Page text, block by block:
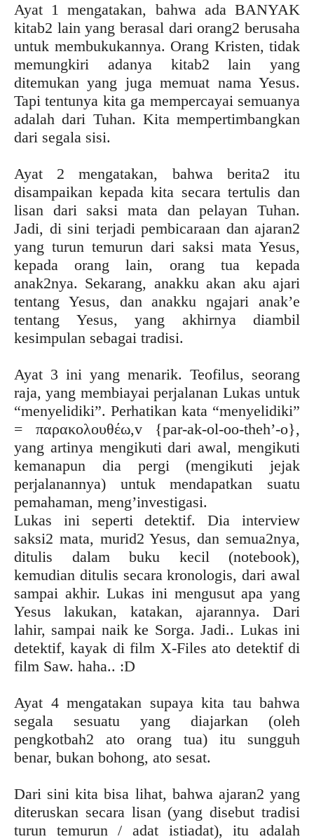
Ayat 1 mengatakan, bahwa ada BANYAK
kitab2 lain yang berasal dari orang2 berusaha
untuk membukukannya. Orang Kristen, tidak
memungkiri adanya kitab2 lain yang
ditemukan yang juga memuat nama Yesus.
Tapi tentunya kita ga mempercayai semuanya
adalah dari Tuhan. Kita mempertimbangkan
dari segala sisi.
Ayat 2 mengatakan, bahwa berita2 itu
disampaikan kepada kita secara tertulis dan
lisan dari saksi mata dan pelayan Tuhan.
Jadi, di sini terjadi pembicaraan dan ajaran2
yang turun temurun dari saksi mata Yesus,
kepada orang lain, orang tua kepada
anak2nya. Sekarang, anakku akan aku ajari
tentang Yesus, dan anakku ngajari anak’e
tentang Yesus, yang akhirnya diambil
kesimpulan sebagai tradisi.
Ayat 3 ini yang menarik. Teofilus, seorang
raja, yang membiayai perjalanan Lukas untuk
“menyelidiki”. Perhatikan kata “menyelidiki”
= παρακολουθέω,v {par-ak-ol-oo-theh’-o},
yang artinya mengikuti dari awal, mengikuti
kemanapun dia pergi (mengikuti jejak
perjalanannya) untuk mendapatkan suatu
pemahaman, meng’investigasi.
Lukas ini seperti detektif. Dia interview
saksi2 mata, murid2 Yesus, dan semua2nya,
ditulis dalam buku kecil (notebook),
kemudian ditulis secara kronologis, dari awal
sampai akhir. Lukas ini mengusut apa yang
Yesus lakukan, katakan, ajarannya. Dari
lahir, sampai naik ke Sorga. Jadi.. Lukas ini
detektif, kayak di film X-Files ato detektif di
film Saw. haha.. :D
Ayat 4 mengatakan supaya kita tau bahwa
segala sesuatu yang diajarkan (oleh
pengkotbah2 ato orang tua) itu sungguh
benar, bukan bohong, ato sesat.
Dari sini kita bisa lihat, bahwa ajaran2 yang
diteruskan secara lisan (yang disebut tradisi
turun temurun / adat istiadat), itu adalah